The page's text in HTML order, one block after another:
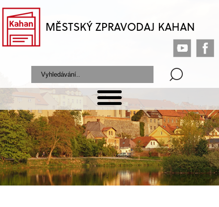
MĚSTSKÝ ZPRAVODAJ KAHAN